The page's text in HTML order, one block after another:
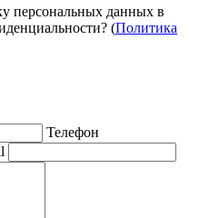
персональных данных в
(Политика
Телефон